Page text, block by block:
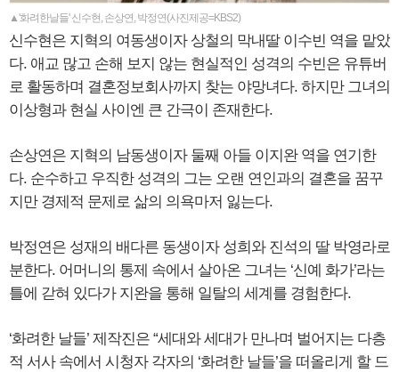
▲'화려한날들' 신수현, 손상연, 박정연(사진제공=KBS2)
신수현은 지혁의 여동생이자 상철의 막내딸 이수빈 역을 맡았
다. 애교 많고 손해 보지 않는 현실적인 성격의 수빈은 유튜버
로 활동하며 결혼정보회사까지 찾는 야망녀다. 하지만 그녀의
이상형과 현실 사이엔 큰 간극이 존재한다.
손상연은 지혁의 남동생이자 둘째 아들 이지완 역을 연기한
다. 순수하고 우직한 성격의 그는 오랜 연인과의 결혼을 꿈꾸
지만 경제적 문제로 삶의 의욕마저 잃는다.
박정연은 성재의 배다른 동생이자 성희와 진석의 딸 박영라로
분한다. 어머니의 통제 속에서 살아온 그녀는 ‘신예 화가’라는
틀에 갇혀 있다가 지완을 통해 일탈의 세계를 경험한다.
‘화려한 날들’ 제작진은 “세대와 세대가 만나며 벌어지는 다층
적 서사 속에서 시청자 각자의 ‘화려한 날들’을 떠올리게 할 드